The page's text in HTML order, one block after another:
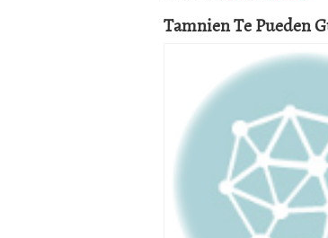
Tamnien Te Pueden